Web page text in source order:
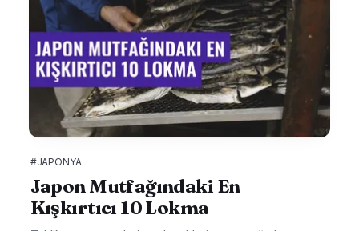
#JAPONYA
Japon Mutfağındaki En
Kışkırtıcı 10 Lokma